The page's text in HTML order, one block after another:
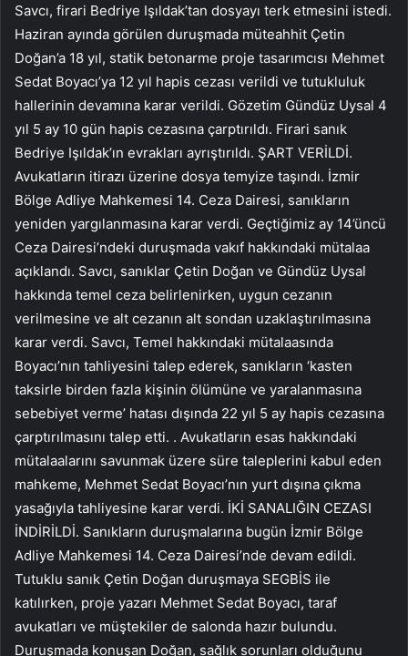
Savcı, firari Bedriye Işıldak’tan dosyayı terk etmesini istedi.
Haziran ayında görülen duruşmada müteahhit Çetin
Doğan’a 18 yıl, statik betonarme proje tasarımcısı Mehmet
Sedat Boyacı’ya 12 yıl hapis cezası verildi ve tutukluluk
hallerinin devamına karar verildi. Gözetim Gündüz Uysal 4
yıl 5 ay 10 gün hapis cezasına çarptırıldı. Firari sanık
Bedriye Işıldak’ın evrakları ayrıştırıldı. ŞART VERİLDİ.
Avukatların itirazı üzerine dosya temyize taşındı. İzmir
Bölge Adliye Mahkemesi 14. Ceza Dairesi, sanıkların
yeniden yargılanmasına karar verdi. Geçtiğimiz ay 14’üncü
Ceza Dairesi’ndeki duruşmada vakıf hakkındaki mütalaa
açıklandı. Savcı, sanıklar Çetin Doğan ve Gündüz Uysal
hakkında temel ceza belirlenirken, uygun cezanın
verilmesine ve alt cezanın alt sondan uzaklaştırılmasına
karar verdi. Savcı, Temel hakkındaki mütalaasında
Boyacı’nın tahliyesini talep ederek, sanıkların ‘kasten
taksirle birden fazla kişinin ölümüne ve yaralanmasına
sebebiyet verme’ hatası dışında 22 yıl 5 ay hapis cezasına
çarptırılmasını talep etti. . Avukatların esas hakkındaki
mütalaalarını savunmak üzere süre taleplerini kabul eden
mahkeme, Mehmet Sedat Boyacı’nın yurt dışına çıkma
yasağıyla tahliyesine karar verdi. İKİ SANALIĞIN CEZASI
İNDİRİLDİ. Sanıkların duruşmalarına bugün İzmir Bölge
Adliye Mahkemesi 14. Ceza Dairesi’nde devam edildi.
Tutuklu sanık Çetin Doğan duruşmaya SEGBİS ile
katılırken, proje yazarı Mehmet Sedat Boyacı, taraf
avukatları ve müştekiler de salonda hazır bulundu.
Duruşmada konuşan Doğan, sağlık sorunları olduğunu